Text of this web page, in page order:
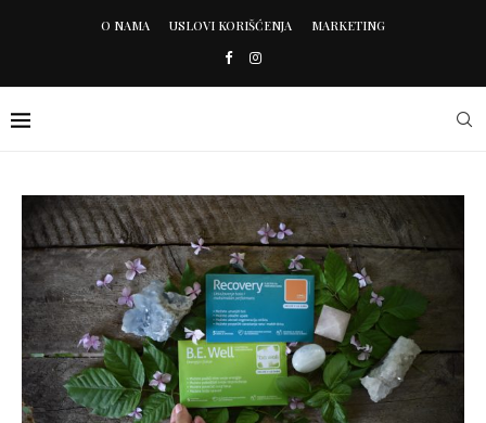
O NAMA USLOVI KORIŠĆENJA MARKETING